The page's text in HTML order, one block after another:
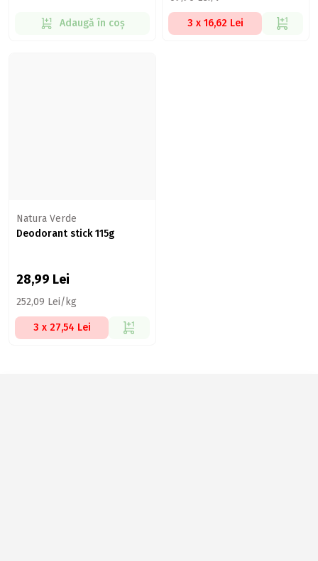
Adaugă în coș 3 x 16,62 Lei
Natura Verde
Deodorant stick 115g
28,99 Lei
252,09 Lei/kg
3 x 27,54 Lei